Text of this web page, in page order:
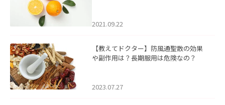
2021.09.22
【教えてドクター】防風通聖散の効果
や副作用は？長期服用は危険なの？
2023.07.27